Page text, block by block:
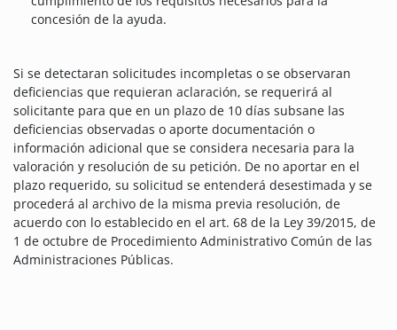
concesión de la ayuda.
Si se detectaran solicitudes incompletas o se observaran
deficiencias que requieran aclaración, se requerirá al
solicitante para que en un plazo de 10 días subsane las
deficiencias observadas o aporte documentación o
información adicional que se considera necesaria para la
valoración y resolución de su petición. De no aportar en el
plazo requerido, su solicitud se entenderá desestimada y se
procederá al archivo de la misma previa resolución, de
acuerdo con lo establecido en el art. 68 de la Ley 39/2015, de
1 de octubre de Procedimiento Administrativo Común de las
Administraciones Públicas.